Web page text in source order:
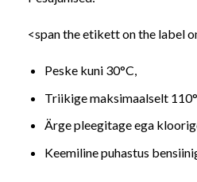
<span the etikett on the label
Peske kuni 30°C,
Triikige maksimaalselt
Ärge pleegitage ega
Keemiline puhastus